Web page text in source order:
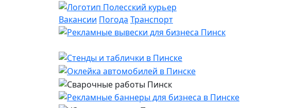
Вакансии Погода Транспорт